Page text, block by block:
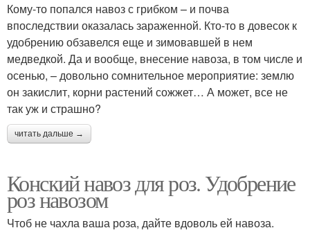
Кому-то попался навоз с грибком – и почва
впоследствии оказалась зараженной. Кто-то в довесок к
удобрению обзавелся еще и зимовавшей в нем
медведкой. Да и вообще, внесение навоза, в том числе и
осенью, – довольно сомнительное мероприятие: землю
он закислит, корни растений сожжет… А может, все не
так уж и страшно?
читать дальше →
Конский навоз для роз. Удобрение
роз навозом
Чтоб не чахла ваша роза, дайте вдоволь ей навоза.